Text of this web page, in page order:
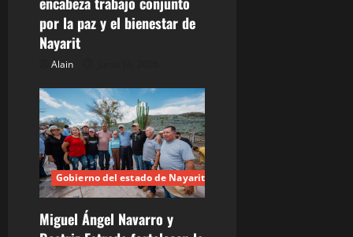
e
n
r
a
d
a
por la paz y el bienestar de
Nayarit
Alain
Gobierno del estado de Nayarit
Miguel Ángel Navarro y